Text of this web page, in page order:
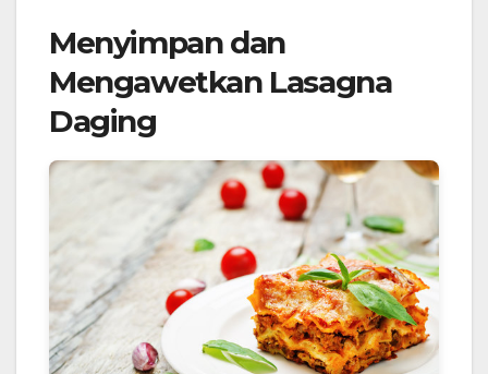
Menyimpan dan
Mengawetkan Lasagna
Daging